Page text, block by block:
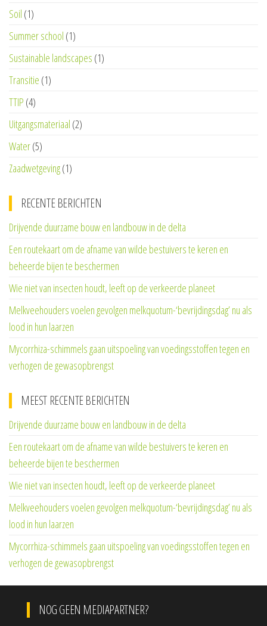
Soil (1)
Summer school (1)
Sustainable landscapes (1)
Transitie (1)
TTIP (4)
Uitgangsmateriaal (2)
Water(5)
Zaadwetgeving(1)
RECENTE BERICHTEN
Drijvende duurzame bouw en landbouw in de delta
Een routekaart om de afname van wilde bestuivers te keren en
beheerde bijen te beschermen
Wie niet van insecten houdt, leeft op de verkeerde planeet
Melkveehouders voelen gevolgen melkquotum-‘bevrijdingsdag’ nu als
lood in hun laarzen
Mycorrhiza-schimmels gaan uitspoeling van voedingsstoffen tegen en
verhogen de gewasopbrengst
MEEST RECENTE BERICHTEN
Drijvende duurzame bouw en landbouw in de delta
Een routekaart om de afname van wilde bestuivers te keren en
beheerde bijen te beschermen
Wie niet van insecten houdt, leeft op de verkeerde planeet
Melkveehouders voelen gevolgen melkquotum-‘bevrijdingsdag’ nu als
lood in hun laarzen
Mycorrhiza-schimmels gaan uitspoeling van voedingsstoffen tegen en
verhogen de gewasopbrengst
NOG GEEN MEDIAPARTNER?